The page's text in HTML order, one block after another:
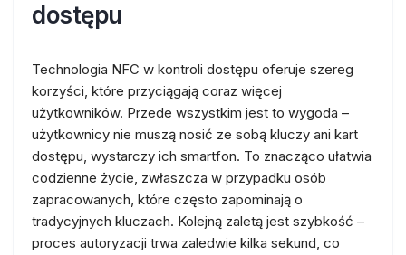
dostępu
Technologia NFC w kontroli dostępu oferuje szereg
korzyści, które przyciągają coraz więcej
użytkowników. Przede wszystkim jest to wygoda –
użytkownicy nie muszą nosić ze sobą kluczy ani kart
dostępu, wystarczy ich smartfon. To znacząco ułatwia
codzienne życie, zwłaszcza w przypadku osób
zapracowanych, które często zapominają o
tradycyjnych kluczach. Kolejną zaletą jest szybkość –
proces autoryzacji trwa zaledwie kilka sekund, co